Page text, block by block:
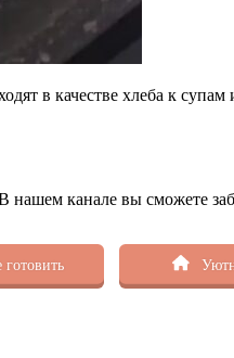
в качестве хлеба к
канале вы сможете